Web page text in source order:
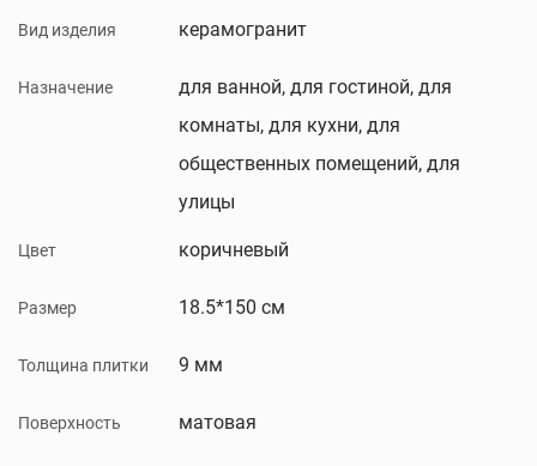
Вид изделия керамогранит
Назначение
для ванной, для гостиной, для
комнаты, для кухни, для
общественных помещений, для
улицы
Цвет коричневый
Размер 18.5*150 см
Толщина плитки 9 мм
Поверхность матовая